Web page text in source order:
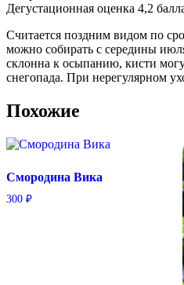
Дегустационная оценка 4,2
Считается поздним видом по
можно собирать с середины
склонна к осыпанию, кисти
снегопада. При нерегулярном
Похожие
Смородина Вика
300 ₽